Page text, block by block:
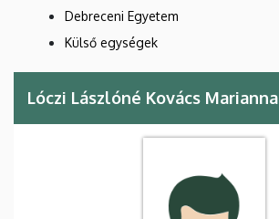
Debreceni Egyetem
Külső egységek
Lóczi Lászlóné Kovács Marianna